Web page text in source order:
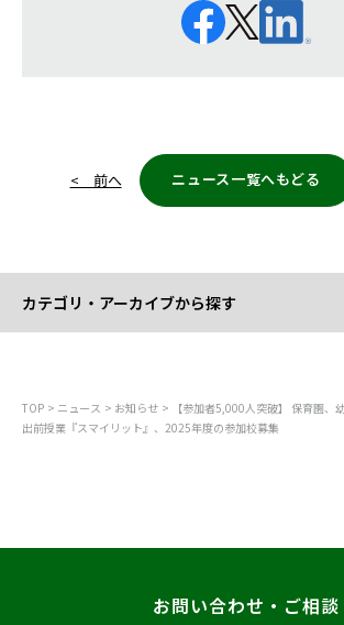
カテゴリ・アーカイブから探す
すべて
メディア掲載
< 前へ ニュース一覧へもどる
TOP ニュース お知らせ
【参加者5,000人突破】 保育園、
出前授業『スマイリット』、2025年度の参加校募集
お問い合わせ・ご相談